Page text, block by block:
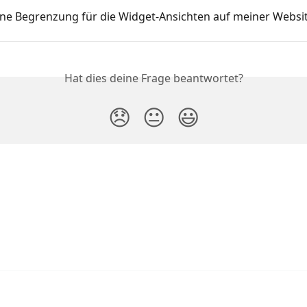
Begrenzung für die Widget-Ansichten auf meiner
Hat dies deine Frage beantwortet?
😞 😐 😃